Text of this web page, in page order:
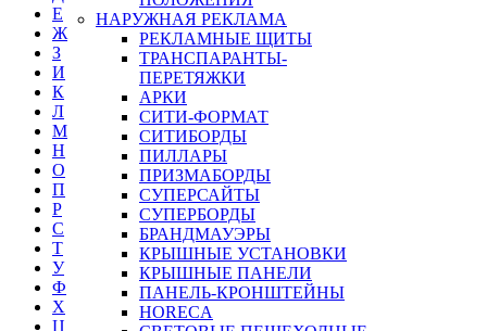
НАРУЖНАЯ РЕКЛАМА
РЕКЛАМНЫЕ ЩИТЫ
ТРАНСПАРАНТЫ-
ПЕРЕТЯЖКИ
АРКИ
СИТИ-ФОРМАТ
СИТИБОРДЫ
ПИЛЛАРЫ
ПРИЗМАБОРДЫ
СУПЕРСАЙТЫ
СУПЕРБОРДЫ
БРАНДМАУЭРЫ
КРЫШНЫЕ УСТАНОВКИ
КРЫШНЫЕ ПАНЕЛИ
ПАНЕЛЬ-КРОНШТЕЙНЫ
HORECA
Е
Ж
З
И
К
Л
М
Н
О
П
Р
С
Т
У
Ф
Х
Ц